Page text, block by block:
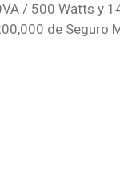
/ 500 Watts y
de Seguro